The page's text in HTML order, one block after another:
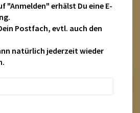
"Anmelden" erhälst Du eine E-
Postfach, evtl. auch den
natürlich jederzeit wieder